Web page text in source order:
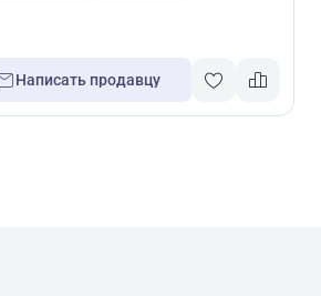
Написать продавцу